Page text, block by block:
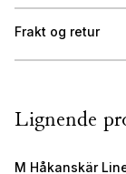
Frakt og retur
Lignende
M Håkanskär